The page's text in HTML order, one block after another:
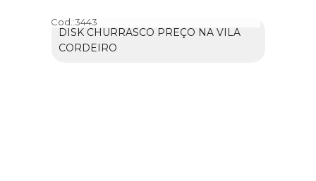
Cod.:3443
DISK CHURRASCO PREÇO NA VILA
CORDEIRO